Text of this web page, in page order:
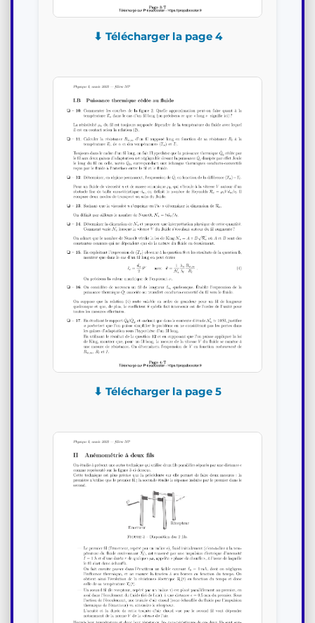
⬇ Télécharger la page 4
⬇ Télécharger la page 5